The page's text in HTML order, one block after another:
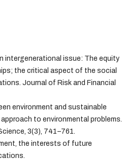
intergenerational issue: The equity
the critical aspect of the social
Journal of Risk and Financial
environment and sustainable
to environmental problems.
3(3), 741–761.
the interests of future